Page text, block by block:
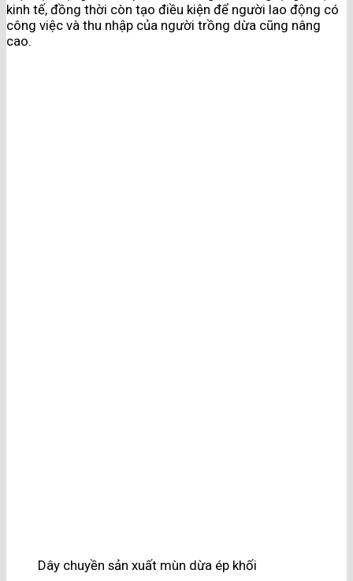
kinh tế, đồng thời còn tạo điều kiện để người lao động có
công việc và thu nhập của người trồng dừa cũng nâng
cao.
Dây chuyền sản xuất mùn dừa ép khối